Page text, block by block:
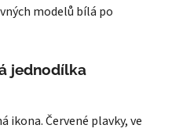
modelů bílá po
jednodílka
ikona. Červené plavky, ve